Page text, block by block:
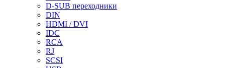
D-SUB переходники
DIN
HDMI / DVI
IDC
RCA
RJ
SCSI